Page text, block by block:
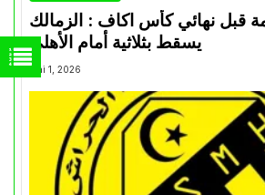
قبل نهائي كأس اكاف : الزمالك
Mai 1, 2026